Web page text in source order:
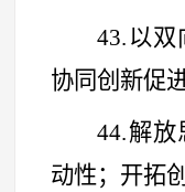
43.以
协同创新促
44.解
动性；开拓